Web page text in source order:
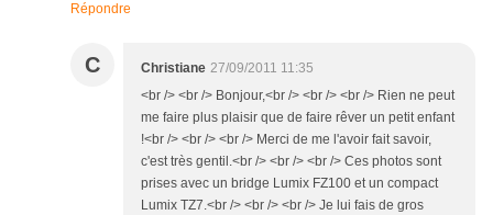
Répondre
C Christiane 27/09/2011 11:35
<br /> <br /> Bonjour,<br /> <br /> <br /> Rien ne peut
me faire plus plaisir que de faire rêver un petit enfant
!<br /> <br /> <br /> Merci de me l'avoir fait savoir,
c'est très gentil.<br /> <br /> <br /> Ces photos sont
prises avec un bridge Lumix FZ100 et un compact
Lumix TZ7.<br /> <br /> <br /> Je lui fais de gros